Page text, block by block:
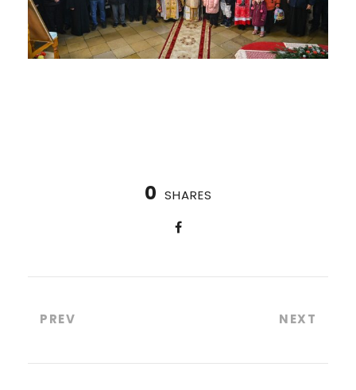
0 SHARES
PREV NEXT